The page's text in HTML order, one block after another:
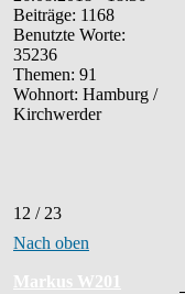
Beiträge: 1168
Benutzte Worte:
35236
Themen: 91
Wohnort: Hamburg /
Kirchwerder
12 / 23
Nach oben
Markus W201